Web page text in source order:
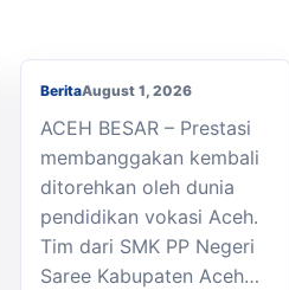
BeritaAugust 1, 2026
ACEH BESAR – Prestasi
membanggakan kembali
ditorehkan oleh dunia
pendidikan vokasi Aceh.
Tim dari SMK PP Negeri
Saree Kabupaten Aceh…